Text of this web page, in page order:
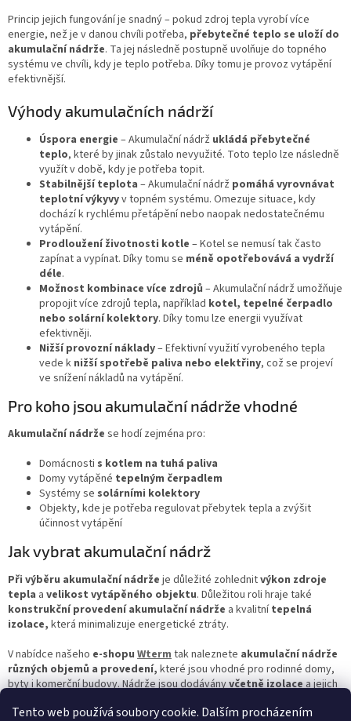
Tento web používá soubory cookie. Dalším procházením
v
k
y
v
i
u
Princip jejich fungování je snadný – pokud zdroj tepla vyrobí více
energie, než je v danou chvíli potřeba, přebytečné teplo se uloží do
akumulační nádrže. Ta jej následně postupně uvolňuje do topného
systému ve chvíli, kdy je teplo potřeba. Díky tomu je provoz vytápění
efektivnější.
Výhody akumulačních nádrží
Úspora energie – Akumulační nádrž ukládá přebytečné
teplo, které by jinak zůstalo nevyužité. Toto teplo lze následně
využít v době, kdy je potřeba topit.
Stabilnější teplota – Akumulační nádrž pomáhá vyrovnávat
teplotní výkyvyv topném systému. Omezuje situace, kdy
dochází k rychlému přetápění nebo naopak nedostatečnému
vytápění.
Prodloužení životnosti kotle – Kotel se nemusí tak často
zapínat a vypínat. Díky tomu se méně opotřebovává a vydrží
déle.
Možnost kombinace více zdrojů – Akumulační nádrž umožňuje
propojit více zdrojů tepla, například kotel, tepelné čerpadlo
nebo solární kolektory. Díky tomu lze energii využívat
efektivněji.
Nižší provozní náklady– Efektivní využití vyrobeného tepla
vede k nižší spotřebě paliva nebo elektřiny, což se projeví
ve snížení nákladů na vytápění.
Pro koho jsou akumulační nádrže vhodné
Akumulační nádrže se hodí zejména pro:
Domácnosti s kotlem na tuhá paliva
Domy vytápěné tepelným čerpadlem
Systémy se solárními kolektory
Objekty, kde je potřeba regulovat přebytek tepla a zvýšit
účinnost vytápění
Jak vybrat akumulační nádrž
Při výběru akumulační nádrže je důležité zohlednitvýkon zdroje
tepla a velikost vytápěného objektu. Důležitou roli hraje také
konstrukční provedení akumulační nádrže a kvalitnítepelná
izolace, která minimalizuje energetické ztráty.
V nabídce našeho e-shopu Wterm tak naleznete akumulační nádrže
různých objemů a provedení, které jsou vhodné pro rodinné domy,
byty i komerční budovy. Nádrže jsou dodáványvčetně izolacea jejich
navíc možné vybavitjedním spirálovým výměníkem, přičemž toto